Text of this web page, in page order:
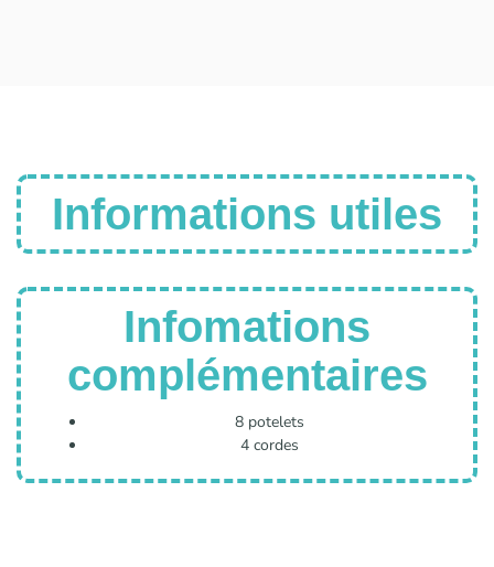
Informations utiles
Infomations
complémentaires
8 potelets
4 cordes